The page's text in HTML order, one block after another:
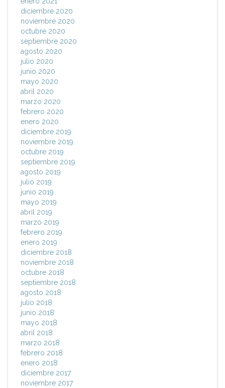
diciembre 2020
noviembre 2020
octubre 2020
septiembre 2020
agosto 2020
julio 2020
junio 2020
mayo 2020
abril 2020
marzo 2020
febrero 2020
enero 2020
diciembre 2019
noviembre 2019
octubre 2019
septiembre 2019
agosto 2019
julio 2019
junio 2019
mayo 2019
abril 2019
marzo 2019
febrero 2019
enero 2019
diciembre 2018
noviembre 2018
octubre 2018
septiembre 2018
agosto 2018
julio 2018
junio 2018
mayo 2018
abril 2018
marzo 2018
febrero 2018
enero 2018
diciembre 2017
noviembre 2017